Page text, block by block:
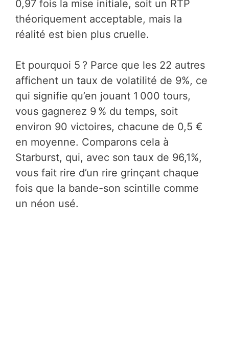
0,97 fois la mise initiale, soit un RTP
théoriquement acceptable, mais la
réalité est bien plus cruelle.
Et pourquoi 5 ? Parce que les 22 autres
affichent un taux de volatilité de 9%, ce
qui signifie qu’en jouant 1 000 tours,
vous gagnerez 9 % du temps, soit
environ 90 victoires, chacune de 0,5 €
en moyenne. Comparons cela à
Starburst, qui, avec son taux de 96,1%,
vous fait rire d’un rire grinçant chaque
fois que la bande-son scintille comme
un néon usé.